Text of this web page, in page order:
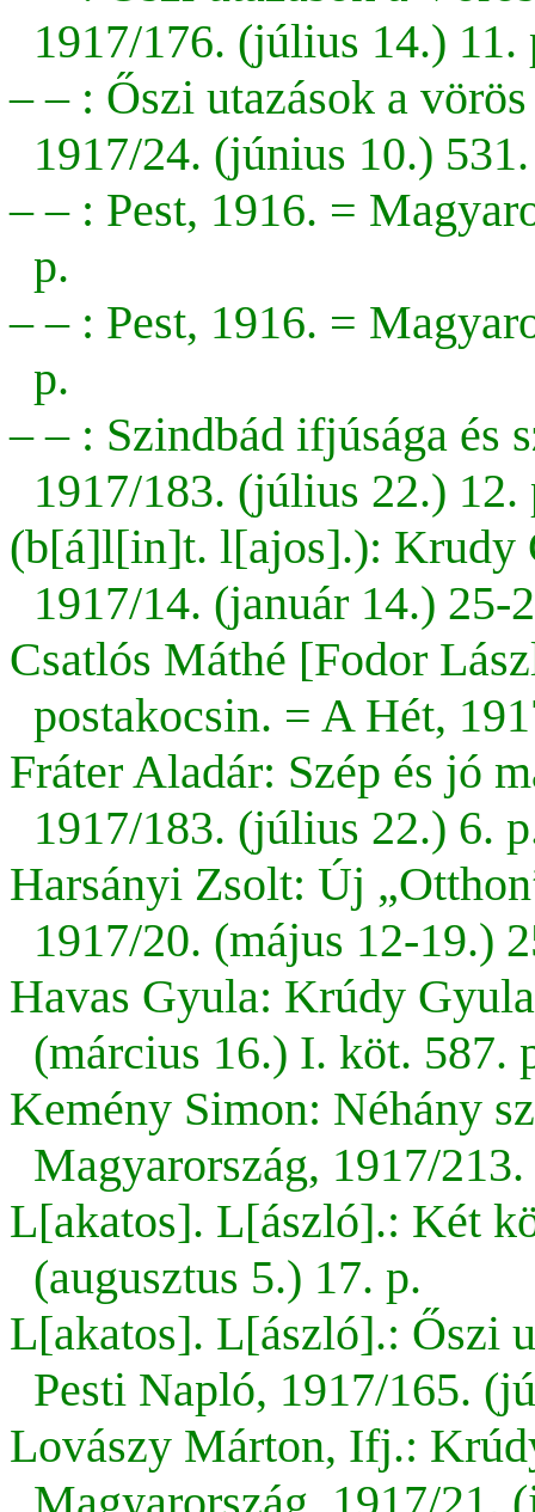
1917/176. (július 14.) 11.
– – : Őszi utazások a
1917/24. (június 10.)
– – : Pest, 1916. =
p.
– – : Pest, 1916. =
p.
– – : Szindbád ifjúsága és
1917/183. (július 22.) 12.
(b[á]l[in]t. l[ajos].): Krudy
1917/14. (január 14.) 25-
Csatlós Máthé [Fodor
postakocsin. = A Hét,
Fráter Aladár: Szép és jó
1917/183. (július 22.) 6.
Harsányi Zsolt: Új
1917/20. (május 12-19.)
Havas Gyula: Krúdy
(március 16.) I. köt. 587.
Kemény Simon: Néhány
Magyarország, 1917/
L[akatos]. L[ászló].: Két
(augusztus 5.) 17. p.
L[akatos]. L[ászló].: Őszi
Pesti Napló, 1917/165.
Lovászy Márton, Ifj.: